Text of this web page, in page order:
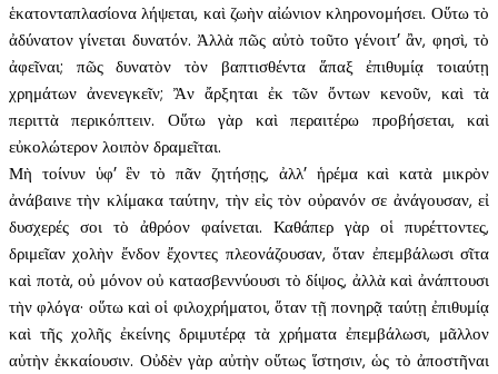
ἑκατονταπλασίονα λήψεται, καὶ ζωὴν αἰώνιον κληρονομήσει. Οὕτω τὸ
ἀδύνατον γίνεται δυνατόν. Ἀλλὰ πῶς αὐτὸ τοῦτο γένοιτ’ ἂν, φησὶ, τὸ
ἀφεῖναι; πῶς δυνατὸν τὸν βαπτισθέντα ἅπαξ ἐπιθυμίᾳ τοιαύτῃ
χρημάτων ἀνενεγκεῖν; Ἂν ἄρξηται ἐκ τῶν ὄντων κενοῦν, καὶ τὰ
περιττὰ περικόπτειν. Οὕτω γὰρ καὶ περαιτέρω προβήσεται, καὶ
εὐκολώτερον λοιπὸν δραμεῖται.
Μὴ τοίνυν ὑφ’ ἓν τὸ πᾶν ζητήσῃς, ἀλλ’ ἡρέμα καὶ κατὰ μικρὸν
ἀνάβαινε τὴν κλίμακα ταύτην, τὴν εἰς τὸν οὐρανόν σε ἀνάγουσαν, εἰ
δυσχερές σοι τὸ ἀθρόον φαίνεται. Καθάπερ γὰρ οἱ πυρέττοντες,
δριμεῖαν χολὴν ἔνδον ἔχοντες πλεονάζουσαν, ὅταν ἐπεμβάλωσι σῖτα
καὶ ποτὰ, οὐ μόνον οὐ κατασβεννύουσι τὸ δίψος, ἀλλὰ καὶ ἀνάπτουσι
τὴν φλόγα· οὕτω καὶ οἱ φιλοχρήματοι, ὅταν τῇ πονηρᾷ ταύτῃ ἐπιθυμίᾳ
καὶ τῆς χολῆς ἐκείνης δριμυτέρᾳ τὰ χρήματα ἐπεμβάλωσι, μᾶλλον
αὐτὴν ἐκκαίουσιν. Οὐδὲν γὰρ αὐτὴν οὕτως ἵστησιν, ὡς τὸ ἀποστῆναι